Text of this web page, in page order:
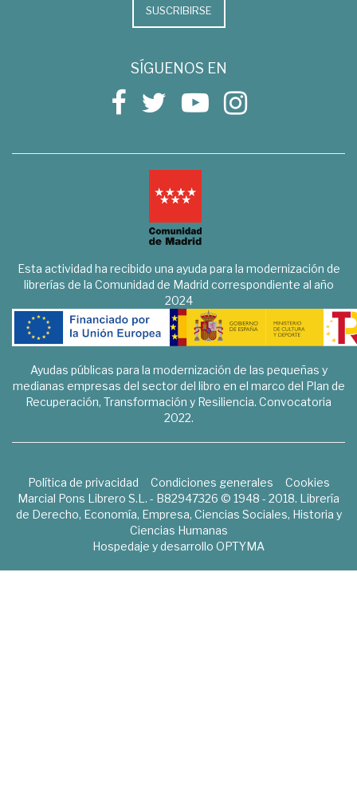
SUSCRIBIRSE
SÍGUENOS EN
Esta actividad ha recibido una ayuda para la modernización de
librerías de la Comunidad de Madrid correspondiente al año
2024
Ayudas públicas para la modernización de las pequeñas y
medianas empresas del sector del libro en el marco del Plan de
Recuperación, Transformación y Resiliencia. Convocatoria
2022.
Política de privacidad Condiciones generales
Cookies
Marcial Pons Librero S.L. - B82947326 © 1948 - 2018. Librería
de Derecho, Economía, Empresa, Ciencias Sociales, Historia y
Ciencias Humanas
Hospedaje y desarrollo OPTYMA